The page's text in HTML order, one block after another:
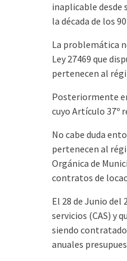
inaplicable desde
la década de los
La problemática
Ley 27469 que
pertenecen al
Posteriormente
cuyo Artículo 37º
No cabe duda
pertenecen al
Orgánica de
contratos de
El 28 de Junio
servicios (CAS) y
siendo
anuales